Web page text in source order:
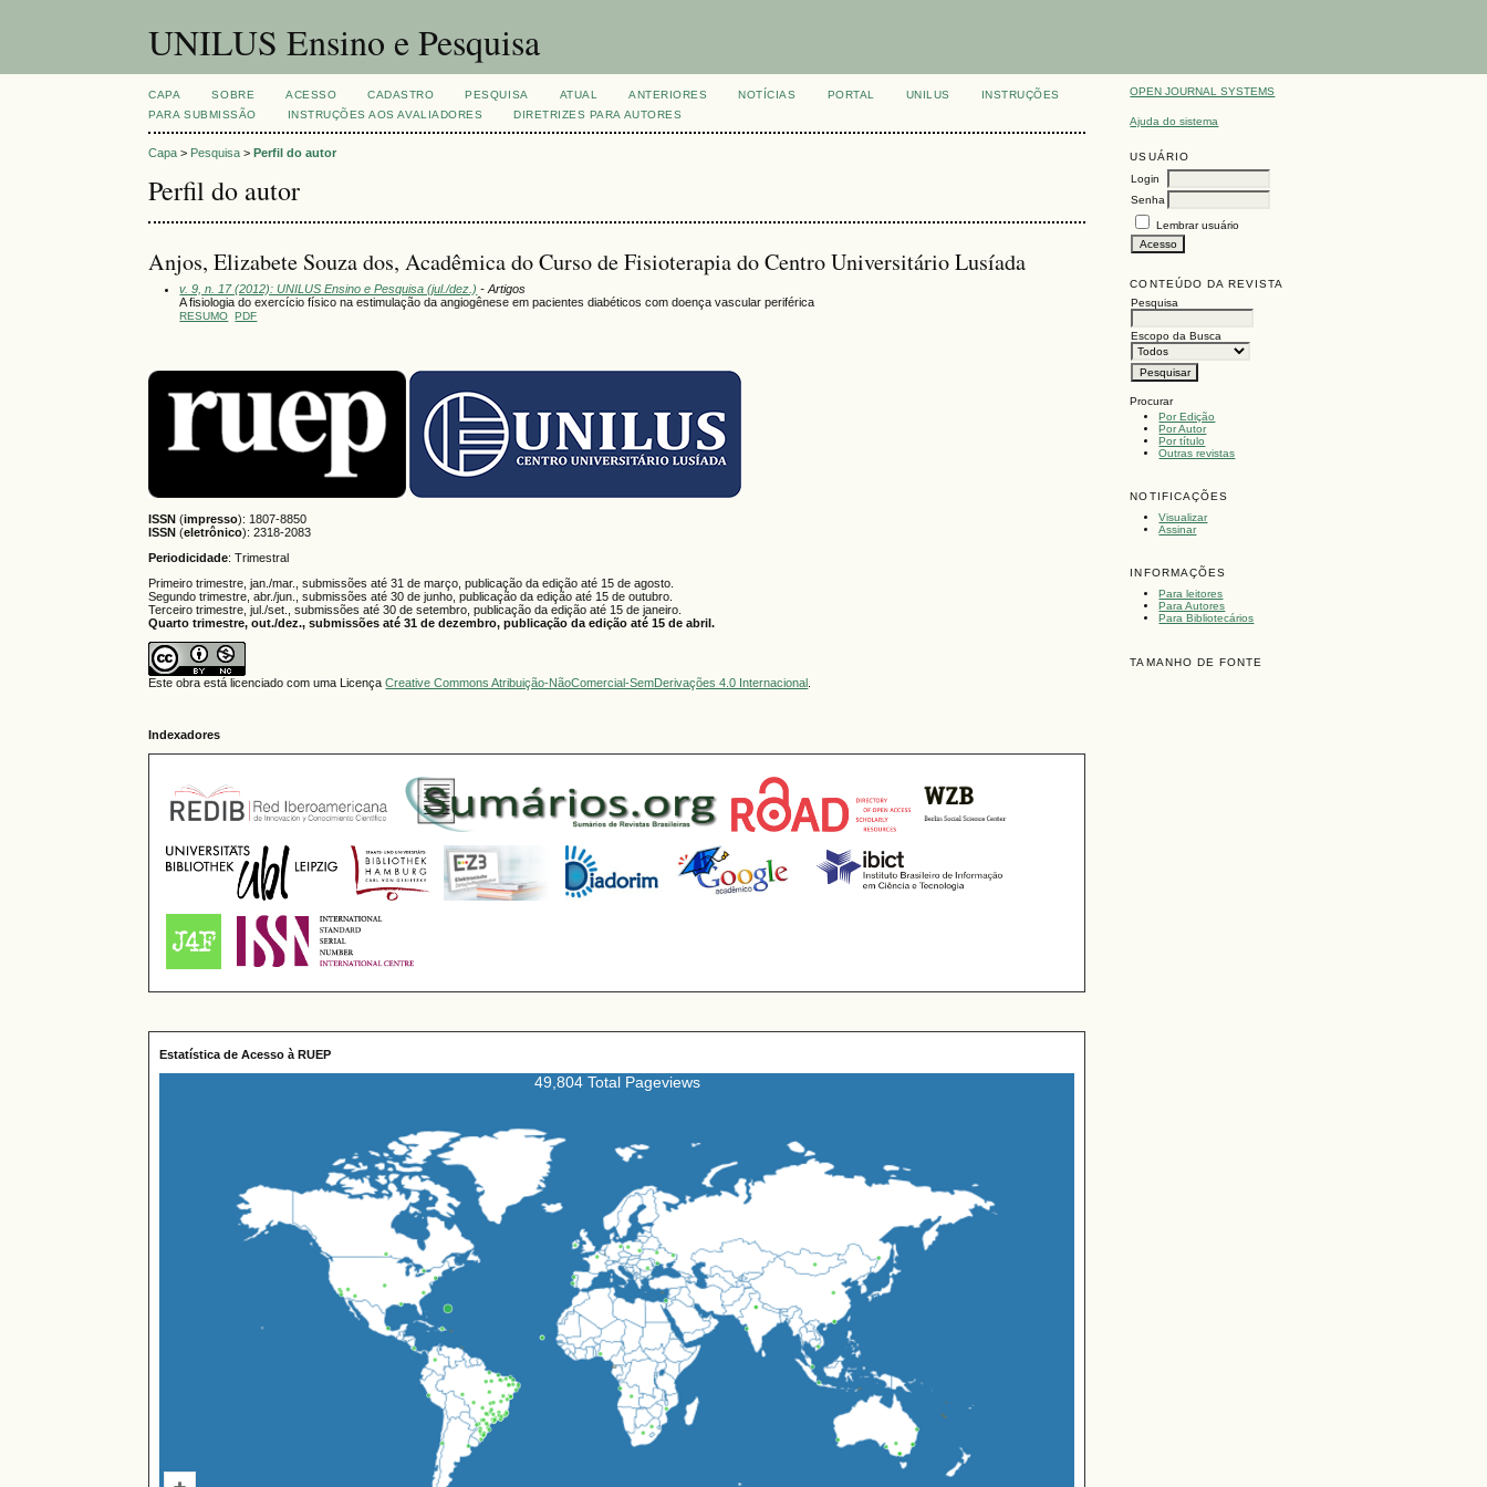
UNILUS Ensino e Pesquisa
OPEN JOURNAL SYSTEMS
Ajuda do sistema
USUÁRIO
Login
Senha
Lembrar usuário
CONTEÚDO DA REVISTA
Pesquisa
Escopo da Busca
Procurar
Por Edição
Por Autor
Por título
Outras revistas
NOTIFICAÇÕES
Visualizar
Assinar
INFORMAÇÕES
Para leitores
Para Autores
Para Bibliotecários
TAMANHO DE FONTE
CAPA SOBRE ACESSO CADASTRO PESQUISA ATUAL ANTERIORES NOTÍCIAS PORTAL UNILUS
INSTRUÇÕES
PARA SUBMISSÃO
INSTRUÇÕES AOS AVALIADORES DIRETRIZES PARA AUTORES
Capa > Pesquisa >Perfil do autor
Perfil do autor
Anjos, Elizabete Souza dos, Acadêmica do Curso de Fisioterapia do Centro Universitário Lusíada
v. 9, n. 17 (2012): UNILUS Ensino e Pesquisa (jul./dez.) - Artigos
A fisiologia do exercício físico na estimulação da angiogênese em pacientes diabéticos com doença vascular periférica
RESUMO PDF
ISSN (impresso): 1807-8850
ISSN (eletrônico):2318-2083
Periodicidade: Trimestral
Primeiro trimestre, jan./mar., submissões até 31 de março, publicação da edição até 15 de agosto.
Segundo trimestre, abr./jun., submissões até 30 de junho, publicação da edição até 15 de outubro.
Terceiro trimestre, jul./set., submissões até 30 de setembro, publicação da edição até 15 de janeiro.
Quarto trimestre, out./dez., submissões até 31 de dezembro, publicação da edição até 15 de abril.
Este obra está licenciado com uma LicençaCreative Commons Atribuição-NãoComercial-SemDerivações 4.0 Internacional
Indexadores
Estatística de Acesso à RUEP
49,804 Total Pageviews